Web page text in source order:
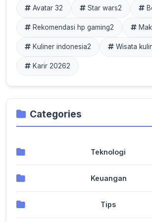
Avatar 32 Star wars2
Rekomendasi hp gaming2
Kuliner indonesia2 Wisata
Karir 20262
Categories
Teknologi
Keuangan
Tips